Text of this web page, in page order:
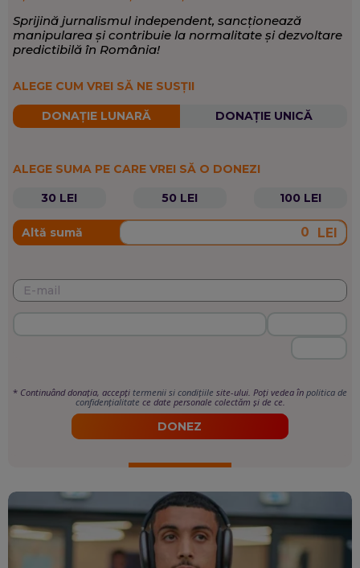
Sprijină jurnalismul independent, sancționează
manipularea și contribuie la normalitate și dezvoltare
predictibilă în România!
ALEGE CUM VREI SĂ NE SUSȚII
DONAȚIE LUNARĂ DONAȚIE UNICĂ
ALEGE SUMA PE CARE VREI SĂ O DONEZI
30 LEI
50 LEI 100 LEI
Altă sumă LEI
* Continuând donația, accepți termenii si condițiile site-ului. Poți vedea în politica de
confidențialitate ce date personale colectăm și de ce.
DONEZ